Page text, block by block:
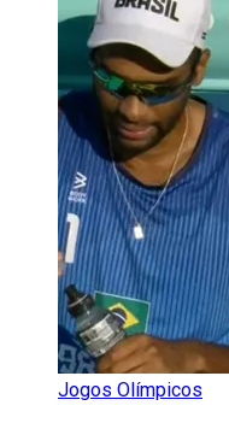
Jogos Olímpicos